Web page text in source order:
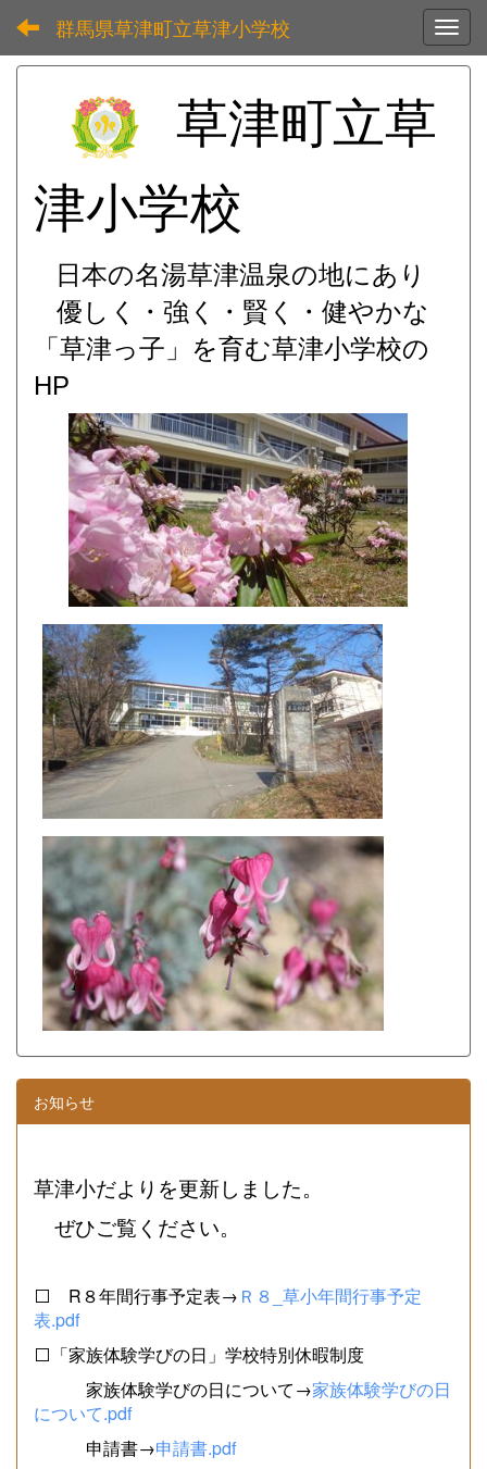
群馬県草津町立草津小学校
草津町立草
津小学校
日本の名湯草津温泉の地にあり
優しく・強く・賢く・健やかな
「草津っ子」を育む草津小学校の
HP
お知らせ
草津小だよりを更新しました。
ぜひご覧ください。
⬜ R８年間行事予定表→ Ｒ８_草小年間行事予定
表.pdf
⬜「家族体験学びの日」学校特別休暇制度
家族体験学びの日について→家族体験学びの日
について.pdf
申請書→申請書.pdf